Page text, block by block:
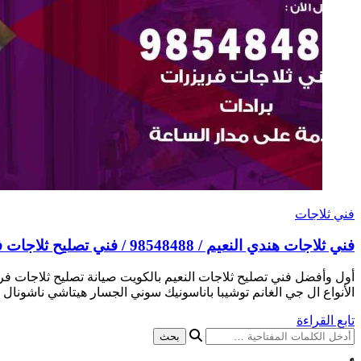
فني ثلاجات
فني ثلاجات هندي النعيم / 98548488 / فني تصليح ثلاجات فريزرات برادات مع الكفالة
أول وأفضل فني تصليح ثلاجات النعيم بالكويت صيانة تصليح ثلاجات
الأنواع ال جي الغانم توشيبا باناسونيك سوني الجسار هيتاشي
تابع القراءة
هل